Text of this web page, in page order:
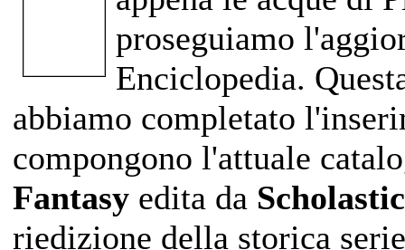
proseguiamo
Enciclopedia.
abbiamo completato
compongono l'attuale
Fantasy edita da Scholastic
riedizione della storica